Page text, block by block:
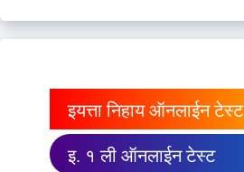
इयत्ता निहाय ऑनलाईन टेस्ट
इ. १ ली ऑनलाईन टेस्ट